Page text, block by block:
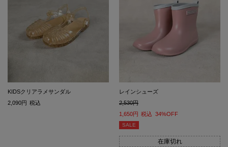
KIDSクリアラメサンダル
2,090
税込
レインシューズ
2,530
1,650
税込 34%OFF
SALE
在庫切れ